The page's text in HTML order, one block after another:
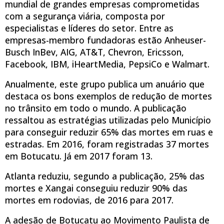
mundial de grandes empresas comprometidas
com a segurança viária, composta por
especialistas e líderes do setor. Entre as
empresas-membro fundadoras estão Anheuser-
Busch InBev, AIG, AT&T, Chevron, Ericsson,
Facebook, IBM, iHeartMedia, PepsiCo e Walmart.
Anualmente, este grupo publica um anuário que
destaca os bons exemplos de redução de mortes
no trânsito em todo o mundo. A publicação
ressaltou as estratégias utilizadas pelo Município
para conseguir reduzir 65% das mortes em ruas e
estradas. Em 2016, foram registradas 37 mortes
em Botucatu. Já em 2017 foram 13.
Atlanta reduziu, segundo a publicação, 25% das
mortes e Xangai conseguiu reduzir 90% das
mortes em rodovias, de 2016 para 2017.
A adesão de Botucatu ao Movimento Paulista de